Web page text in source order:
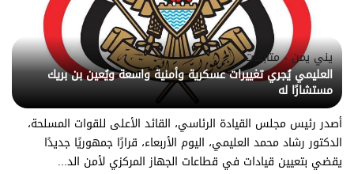
يني يمن - متابعات
العليمي يُجري تغييرات عسكرية وأمنية واسعة ويُعين بن بريك
مستشارًا له
أصدر رئيس مجلس القيادة الرئاسي، القائد الأعلى للقوات المسلحة،
الدكتور رشاد محمد العليمي، اليوم الأربعاء، قرارًا جمهوريًا جديدًا
يقضي بتعيين قيادات في قطاعات الجهاز المركزي لأمن الد...